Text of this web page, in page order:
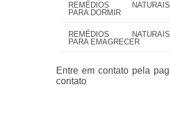
REMÉDIOS NATURAIS
PARA DORMIR
REMÉDIOS NATURAIS
PARA EMAGRECER